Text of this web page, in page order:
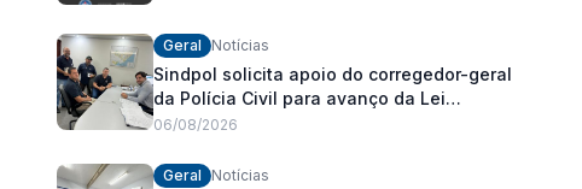
Geral Notícias
Sindpol solicita apoio do corregedor-geral
da Polícia Civil para avanço da Lei
Orgânica Estadual
06/08/2026
Geral Notícias